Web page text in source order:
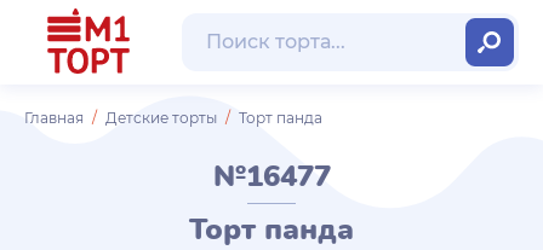
Главная Детские торты Торт панда
№16477
Торт панда